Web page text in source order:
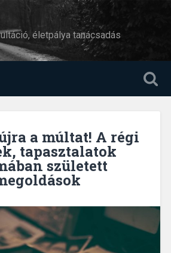
életpálya tanácsadás
a múltat! A régi
tapasztalatok
született